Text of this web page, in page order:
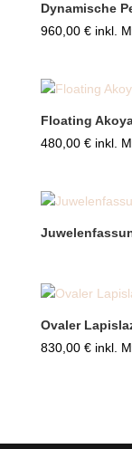
Dynamische
960,00 € inkl.
Floating
480,00 € inkl.
Ovaler
830,00 € inkl.